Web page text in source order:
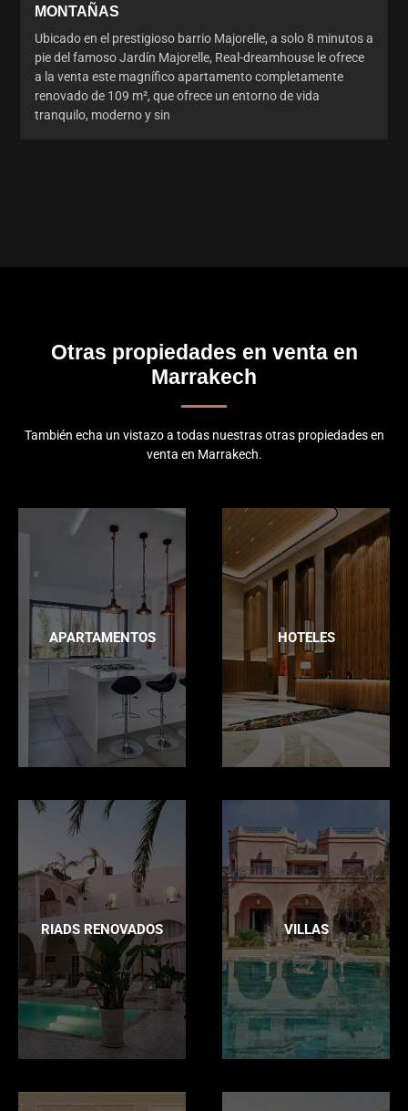
MONTAÑAS
Ubicado en el prestigioso barrio Majorelle, a solo 8 minutos a
pie del famoso Jardín Majorelle, Real-dreamhouse le ofrece
a la venta este magnífico apartamento completamente
renovado de 109 m², que ofrece un entorno de vida
tranquilo, moderno y sin
Otras propiedades en venta en
Marrakech
También echa un vistazo a todas nuestras otras propiedades en
venta en Marrakech.
APARTAMENTOS HOTELES
RIADS RENOVADOS VILLAS